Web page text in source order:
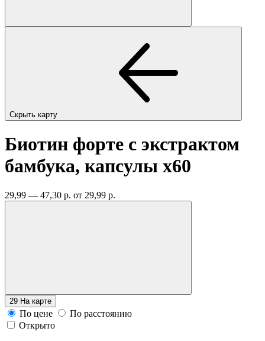
Скрыть карту
Биотин форте с экстрактом
бамбука, капсулы x60
29,99 — 47,30 р. от 29,99 р.
29 На карте
По цене
По расстоянию
Открыто